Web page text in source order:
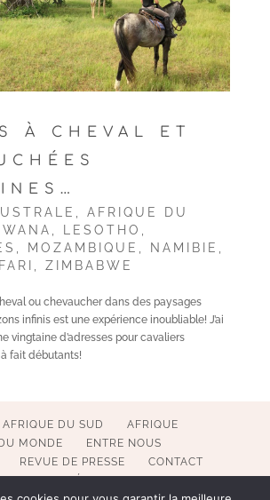
À CHEVAL ET
AFRIQUE DU
LESOTHO
MOZAMBIQUE NAMIBIE
ZIMBABWE
ou chevaucher dans des paysages
infinis est une expérience inoubliable! J’ai
vingtaine d’adresses pour cavaliers
fait débutants!
AFRIQUE DU SUD
AFRIQUE
MONDE
ENTRE NOUS
REVUE DE PRESSE
CONTACT